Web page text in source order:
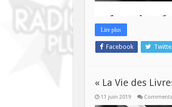
Lire plus
Facebook
« La Vie des
11 juin 2019